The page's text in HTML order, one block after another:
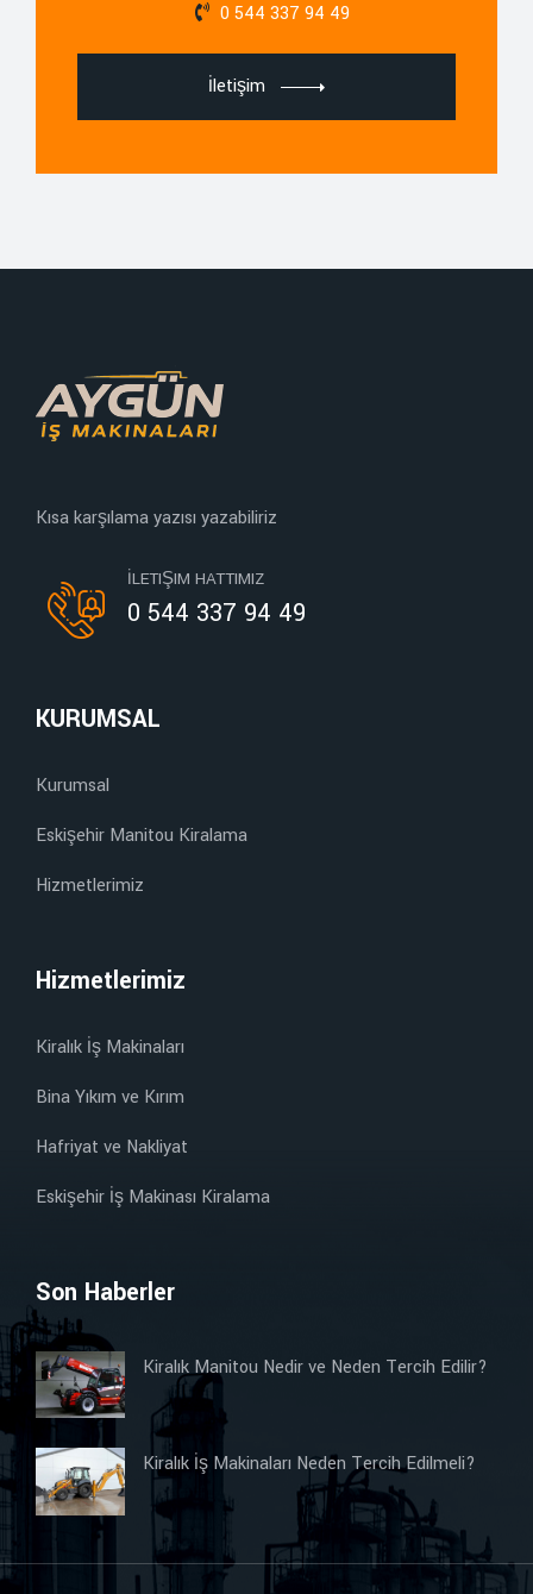
0 544 337 94 49
İletişim
Kısa karşılama yazısı yazabiliriz
İLETIŞIM HATTIMIZ
0 544 337 94 49
KURUMSAL
Kurumsal
Eskişehir Manitou Kiralama
Hizmetlerimiz
Hizmetlerimiz
Kiralık İş Makinaları
Bina Yıkım ve Kırım
Hafriyat ve Nakliyat
Eskişehir İş Makinası Kiralama
Son Haberler
Kiralık Manitou Nedir ve Neden Tercih Edilir?
Kiralık İş Makinaları Neden Tercih Edilmeli?